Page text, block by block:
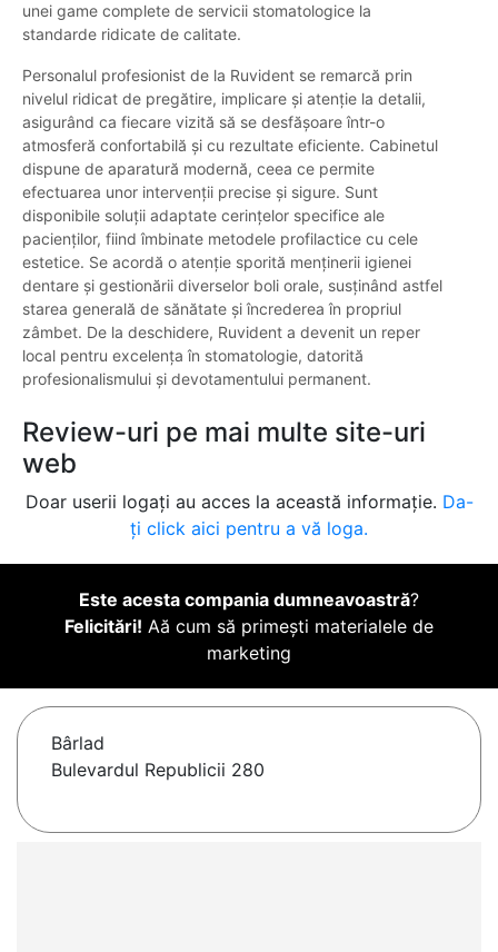
unei game complete de servicii stomatologice la
standarde ridicate de calitate.
Personalul profesionist de la Ruvident se remarcă prin
nivelul ridicat de pregătire, implicare și atenție la detalii,
asigurând ca fiecare vizită să se desfășoare într-o
atmosferă confortabilă și cu rezultate eficiente. Cabinetul
dispune de aparatură modernă, ceea ce permite
efectuarea unor intervenții precise și sigure. Sunt
disponibile soluții adaptate cerințelor specifice ale
pacienților, fiind îmbinate metodele profilactice cu cele
estetice. Se acordă o atenție sporită menținerii igienei
dentare și gestionării diverselor boli orale, susținând astfel
starea generală de sănătate și încrederea în propriul
zâmbet. De la deschidere, Ruvident a devenit un reper
local pentru excelența în stomatologie, datorită
profesionalismului și devotamentului permanent.
Review-uri pe mai multe site-uri
web
Doar userii logați au acces la această informație. Da-
ți click aici pentru a vă loga.
Este acesta compania dumneavoastră?
Felicitări! Aă cum să primești materialele de
marketing
Bârlad
Bulevardul Republicii 280